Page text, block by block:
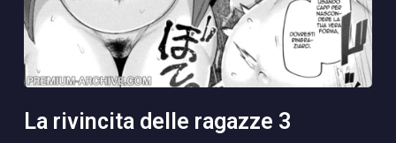
la rivincita delle ragazze 3